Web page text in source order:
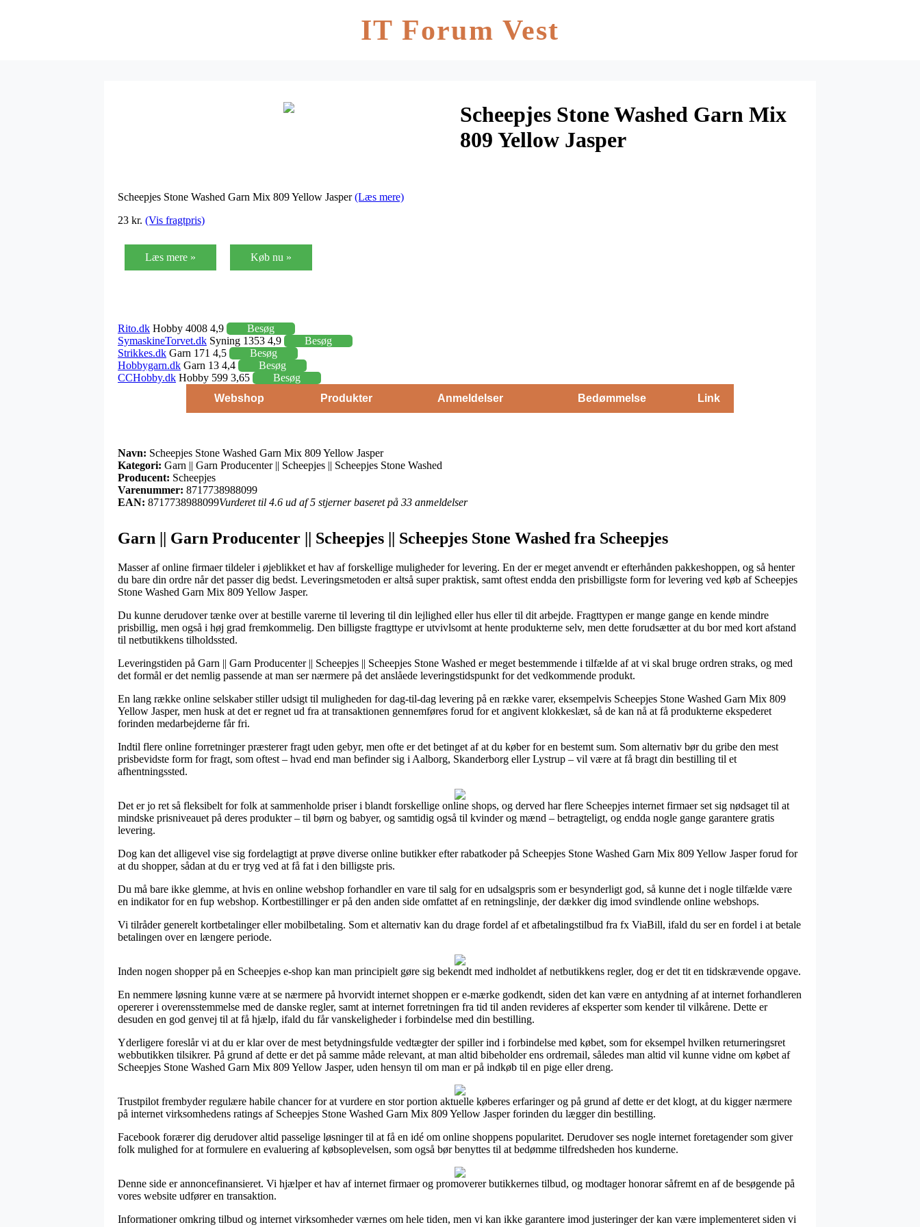
IT Forum Vest
Scheepjes Stone Washed Garn Mix
809 Yellow Jasper
Scheepjes Stone Washed Garn Mix 809 Yellow Jasper(Læs mere)
23 kr. (Vis fragtpris)
Læs mere » Køb nu »
Rito.dk Hobby 4008 4,9
Besøg
SymaskineTorvet.dk Syning 1353 4,9
Besøg
Strikkes.dk Garn 171 4,5
Besøg
Hobbygarn.dk Garn 13 4,4
Besøg
CCHobby.dk Hobby 599 3,65
Besøg
Webshop
Produkter Anmeldelser Bedømmelse Link
Navn: Scheepjes Stone Washed Garn Mix 809 Yellow Jasper
Kategori: Garn || Garn Producenter || Scheepjes || Scheepjes Stone Washed
Producent: Scheepjes
Varenummer: 8717738988099
EAN: 8717738988099Vurderet til 4.6 ud af 5 stjerner baseret på 33 anmeldelser
Garn || Garn Producenter || Scheepjes || Scheepjes Stone Washed fra Scheepjes
Masser af online firmaer tildeler i øjeblikket et hav af forskellige muligheder for levering. En der er meget anvendt er efterhånden pakkeshoppen, og så henter
du bare din ordre når det passer dig bedst. Leveringsmetoden er altså super praktisk, samt oftest endda den prisbilligste form for levering ved køb af Scheepjes
Stone Washed Garn Mix 809 Yellow Jasper.
Du kunne derudover tænke over at bestille varerne til levering til din lejlighed eller hus eller til dit arbejde. Fragttypen er mange gange en kende mindre
prisbillig, men også i høj grad fremkommelig. Den billigste fragttype er utvivlsomt at hente produkterne selv, men dette forudsætter at du bor med kort afstand
til netbutikkens tilholdssted.
Leveringstiden på Garn || Garn Producenter || Scheepjes || Scheepjes Stone Washed er meget bestemmende i tilfælde af at vi skal bruge ordren straks, og med
det formål er det nemlig passende at man ser nærmere på det anslåede leveringstidspunkt for det vedkommende produkt.
En lang række online selskaber stiller udsigt til muligheden for dag-til-dag levering på en række varer, eksempelvis Scheepjes Stone Washed Garn Mix 809
Yellow Jasper, men husk at det er regnet ud fra at transaktionen gennemføres forud for et angivent klokkeslæt, så de kan nå at få produkterne ekspederet
forinden medarbejderne får fri.
Indtil flere online forretninger præsterer fragt uden gebyr, men ofte er det betinget af at du køber for en bestemt sum. Som alternativ bør du gribe den mest
prisbevidste form for fragt, som oftest – hvad end man befinder sig i Aalborg, Skanderborg eller Lystrup – vil være at få bragt din bestilling til et
afhentningssted.
Det er jo ret så fleksibelt for folk at sammenholde priser i blandt forskellige online shops, og derved har flere Scheepjes internet firmaer set sig nødsaget til at
mindske prisniveauet på deres produkter – til børn og babyer, og samtidig også til kvinder og mænd – betragteligt, og endda nogle gange garantere gratis
levering.
Dog kan det alligevel vise sig fordelagtigt at prøve diverse online butikker efter rabatkoder på Scheepjes Stone Washed Garn Mix 809 Yellow Jasper forud for
at du shopper, sådan at du er tryg ved at få fat i den billigste pris.
Du må bare ikke glemme, at hvis en online webshop forhandler en vare til salg for en udsalgspris som er besynderligt god, så kunne det i nogle tilfælde være
en indikator for en fup webshop. Kortbestillinger er på den anden side omfattet af en retningslinje, der dækker dig imod svindlende online webshops.
Vi tilråder generelt kortbetalinger eller mobilbetaling. Som et alternativ kan du drage fordel af et afbetalingstilbud fra fx ViaBill, ifald du ser en fordel i at betale
betalingen over en længere periode.
Inden nogen shopper på en Scheepjes e-shop kan man principielt gøre sig bekendt med indholdet af netbutikkens regler, dog er det tit en tidskrævende opgave.
En nemmere løsning kunne være at se nærmere på hvorvidt internet shoppen er e-mærke godkendt, siden det kan være en antydning af at internet forhandleren
opererer i overensstemmelse med de danske regler, samt at internet forretningen fra tid til anden revideres af eksperter som kender til vilkårene. Dette er
desuden en god genvej til at få hjælp, ifald du får vanskeligheder i forbindelse med din bestilling.
Yderligere foreslår vi at du er klar over de mest betydningsfulde vedtægter der spiller ind i forbindelse med købet, som for eksempel hvilken returneringsret
webbutikken tilsikrer. På grund af dette er det på samme måde relevant, at man altid bibeholder ens ordremail, således man altid vil kunne vidne om købet af
Scheepjes Stone Washed Garn Mix 809 Yellow Jasper, uden hensyn til om man er på indkøb til en pige eller dreng.
Trustpilot frembyder regulære habile chancer for at vurdere en stor portion aktuelle køberes erfaringer og på grund af dette er det klogt, at du kigger nærmere
på internet virksomhedens ratings af Scheepjes Stone Washed Garn Mix 809 Yellow Jasper forinden du lægger din bestilling.
Facebook forærer dig derudover altid passelige løsninger til at få en idé om online shoppens popularitet. Derudover ses nogle internet foretagender som giver
folk mulighed for at formulere en evaluering af købsoplevelsen, som også bør benyttes til at bedømme tilfredsheden hos kunderne.
Denne side er annoncefinansieret. Vi hjælper et hav af internet firmaer og promoverer butikkernes tilbud, og modtager honorar såfremt en af de besøgende på
vores website udfører en transaktion.
Informationer omkring tilbud og internet virksomheder værnes om hele tiden, men vi kan ikke garantere imod justeringer der kan være implementeret siden vi